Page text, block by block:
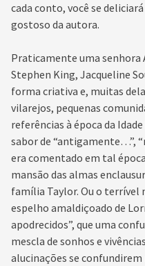
cada conto, você se
gostoso da autora.
Praticamente uma senhora
Stephen King, Jacqueline
forma criativa e, muitas
vilarejos, pequenas
referências à época da
sabor de “antigamente…”,
era comentado em tal
mansão das almas
família Taylor. Ou o terrível
espelho amaldiçoado de
apodrecidos”, que uma
mescla de sonhos e
alucinações se